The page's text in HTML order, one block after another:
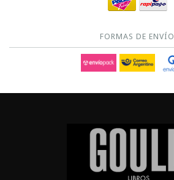
FORMAS DE ENVÍO